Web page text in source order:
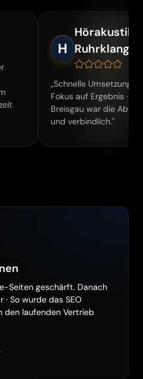
Hörakustiker
Ruhrklang
„Schnelle Umsetzung und klarer
auf Ergebnis · In Freiburg Im
war die Abstimmung direkt
und verbindlich."
Seiten geschärft. Danach
So wurde das SEO
den laufenden Vertrieb